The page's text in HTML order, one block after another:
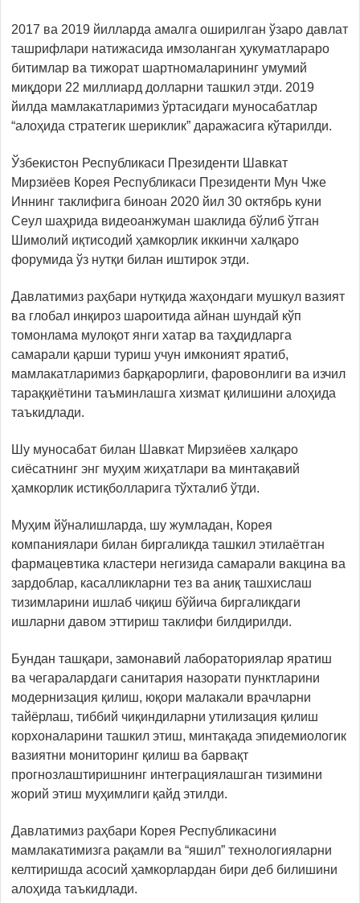
2017 ва 2019 йилларда амалга оширилган ўзаро давлат
ташрифлари натижасида имзоланган ҳукуматлараро
битимлар ва тижорат шартномаларининг умумий
миқдори 22 миллиард долларни ташкил этди. 2019
йилда мамлакатларимиз ўртасидаги муносабатлар
“алоҳида стратегик шериклик” даражасига кўтарилди.
Ўзбекистон Республикаси Президенти Шавкат
Мирзиёев Корея Республикаси Президенти Мун Чже
Иннинг таклифига биноан 2020 йил 30 октябрь куни
Сеул шаҳрида видеоанжуман шаклида бўлиб ўтган
Шимолий иқтисодий ҳамкорлик иккинчи халқаро
форумида ўз нутқи билан иштирок этди.
Давлатимиз раҳбари нутқида жаҳондаги мушкул вазият
ва глобал инқироз шароитида айнан шундай кўп
томонлама мулоқот янги хатар ва таҳдидларга
самарали қарши туриш учун имконият яратиб,
мамлакатларимиз барқарорлиги, фаровонлиги ва изчил
тараққиётини таъминлашга хизмат қилишини алоҳида
таъкидлади.
Шу муносабат билан Шавкат Мирзиёев халқаро
сиёсатнинг энг муҳим жиҳатлари ва минтақавий
ҳамкорлик истиқболларига тўхталиб ўтди.
Муҳим йўналишларда, шу жумладан, Корея
компаниялари билан биргаликда ташкил этилаётган
фармацевтика кластери негизида самарали вакцина ва
зардоблар, касалликларни тез ва аниқ ташхислаш
тизимларини ишлаб чиқиш бўйича биргаликдаги
ишларни давом эттириш таклифи билдирилди.
Бундан ташқари, замонавий лабораториялар яратиш
ва чегаралардаги санитария назорати пунктларини
модернизация қилиш, юқори малакали врачларни
тайёрлаш, тиббий чиқиндиларни утилизация қилиш
корхоналарини ташкил этиш, минтақада эпидемиологик
вазиятни мониторинг қилиш ва барвақт
прогнозлаштиришнинг интеграциялашган тизимини
жорий этиш муҳимлиги қайд этилди.
Давлатимиз раҳбари Корея Республикасини
мамлакатимизга рақамли ва “яшил” технологияларни
келтиришда асосий ҳамкорлардан бири деб билишини
алоҳида таъкидлади.